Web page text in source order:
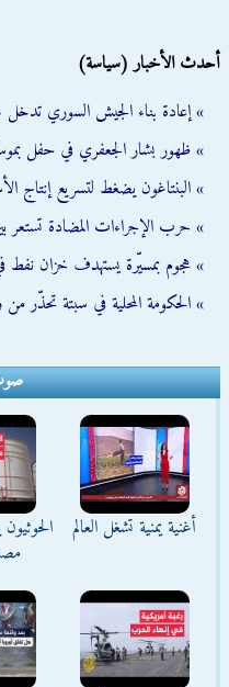
أحدث الأخبار (سياسة)
» إعادة بناء الجيش السوري تدخل
» ظهور بشار الجعفري في حفل
» البنتاغون يضغط لتسريع إنتاج
» حرب الإجراءات المضادة تستعر بين
» هجوم بمسيّرة يستهدف خزان نفط
» الحكومة المحلية في سبتة تحذّر
أغنية يمنية تشغل العالم